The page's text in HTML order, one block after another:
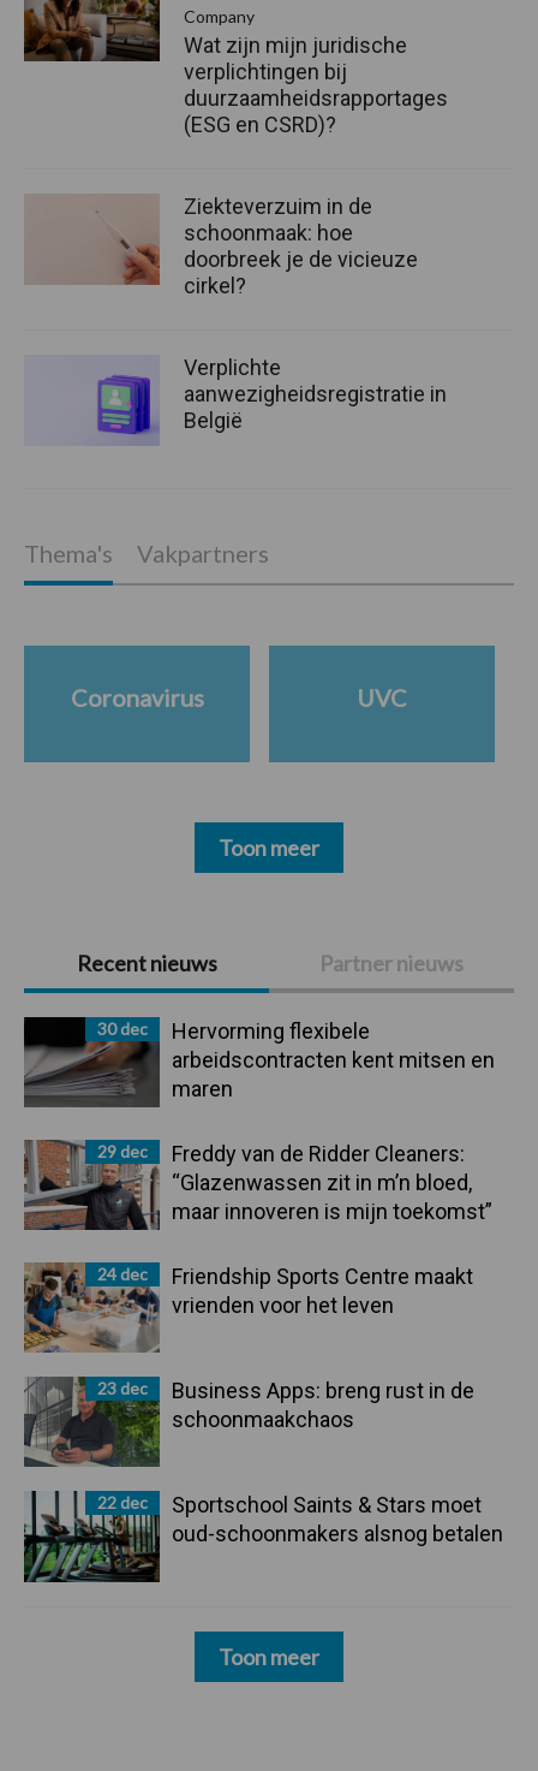
Primaire
Sidebar
Recent nieuws Partner nieuws
30 dec
Hervorming flexibele
arbeidscontracten kent mitsen en
maren
29 dec
Freddy van de Ridder Cleaners:
“Glazenwassen zit in m’n bloed,
maar innoveren is mijn toekomst”
24 dec
Friendship Sports Centre maakt
vrienden voor het leven
23 dec
Business Apps: breng rust in de
schoonmaakchaos
22 dec
Sportschool Saints & Stars moet
oud-schoonmakers alsnog betalen
Toon meer
Company
Wat zijn mijn juridische
verplichtingen bij
duurzaamheidsrapportages
(ESG en CSRD)?
Ziekteverzuim in de
schoonmaak: hoe
doorbreek je de vicieuze
cirkel?
Verplichte
aanwezigheidsregistratie in
België
Thema's Vakpartners
Coronavirus UVC
Toon meer